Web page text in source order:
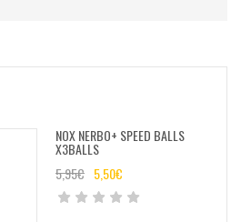
NOX NERBO+ SPEED BALLS
X3BALLS
5,50€